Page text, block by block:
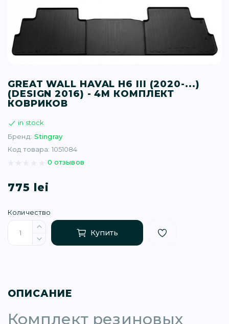
GREAT WALL HAVAL H6 III (2020-...)
(DESIGN 2016) - 4М КОМПЛЕКТ
КОВРИКОВ
in stock
Бренд: Stingray
Код товара: 1051084
0 отзывов
775 lei
Количество
Купить
ОПИСАНИЕ
Комплект резиновых